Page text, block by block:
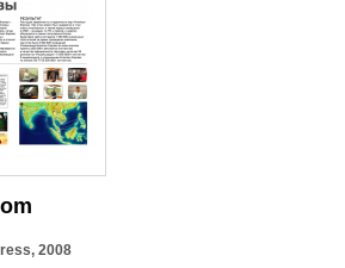
2008